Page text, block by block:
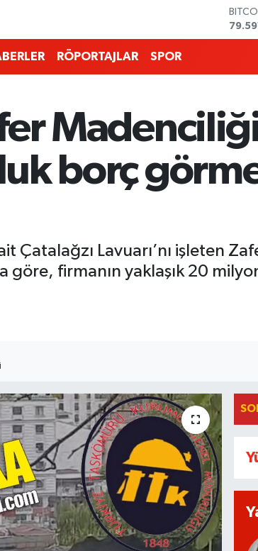
EURO
RÖPORTAJLAR SPOR
borç
Çatalağzı Lavuarı’nı işleten
firmanın yaklaşık 20